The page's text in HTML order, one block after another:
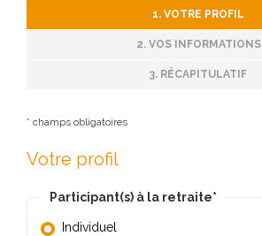
1. VOTRE PROFIL
2. VOS INFORMATIONS
3. RÉCAPITULATIF
* champs obligatoires
Votre profil
Participant(s) à la retraite*
Individuel